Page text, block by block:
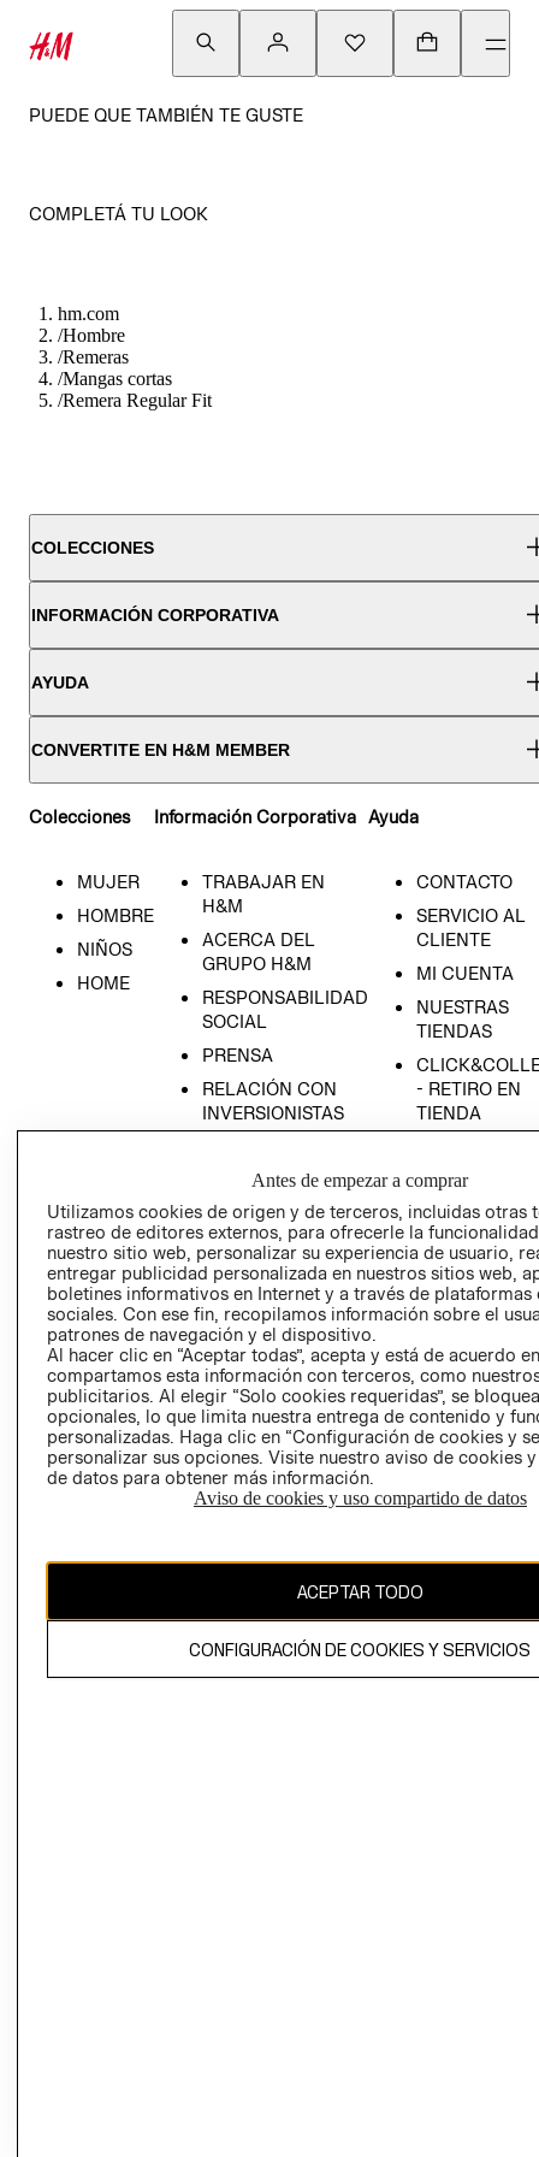
PUEDE QUE TAMBIÉN TE GUSTE
COMPLETÁ TU LOOK
hm.com
/Hombre
/Remeras
/Mangas cortas
/Remera Regular Fit
COLECCIONES
INFORMACIÓN CORPORATIVA
AYUDA
CONVERTITE EN H&M MEMBER
Colecciones
MUJER
HOMBRE
NIÑOS
HOME
Información Corporativa
TRABAJAR EN
H&M
ACERCA DEL
GRUPO H&M
RESPONSABILIDAD
SOCIAL
PRENSA
RELACIÓN CON
INVERSIONISTAS
EMPRESARIAL
Ayuda
CONTACTO
SERVICIO AL
CLIENTE
MI CUENTA
NUESTRAS
TIENDAS
- RETIRO EN
TIENDA
AVISO DE
PRIVACIDAD
GIFT CARD
AVISO DE
COOKIES
Uruguay ($U)
El contenido de esta página web está protegido por copyright y es
propiedad de H&M Hennes & Mauritz AB.
Antes de empezar a comprar
Utilizamos cookies de origen y de terceros, incluidas otras
rastreo de editores externos, para ofrecerle la
nuestro sitio web, personalizar su experiencia de usuario,
entregar publicidad personalizada en nuestros sitios web,
boletines informativos en Internet y a través de plataformas
sociales. Con ese fin, recopilamos información sobre el
patrones de navegación y el dispositivo.
Al hacer clic en “Aceptar todas”, acepta y está de acuerdo
compartamos esta información con terceros, como
publicitarios. Al elegir “Solo cookies requeridas”, se
opcionales, lo que limita nuestra entrega de contenido y
personalizadas. Haga clic en “Configuración de cookies y
personalizar sus opciones. Visite nuestro aviso de cookies
de datos para obtener más información.
Aviso de cookies y uso compartido de datos
ACEPTAR TODO
CONFIGURACIÓN DE COOKIES Y SERVICIOS